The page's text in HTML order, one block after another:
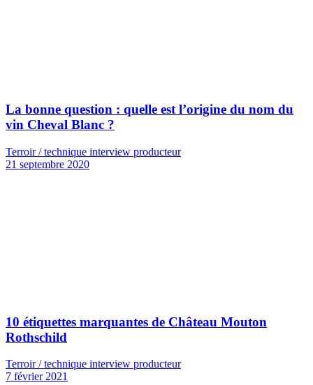
La bonne question : quelle est l’origine du nom du
vin Cheval Blanc ?
Terroir / technique interview producteur
21 septembre 2020
10 étiquettes marquantes de Château Mouton
Rothschild
Terroir / technique interview producteur
7 février 2021